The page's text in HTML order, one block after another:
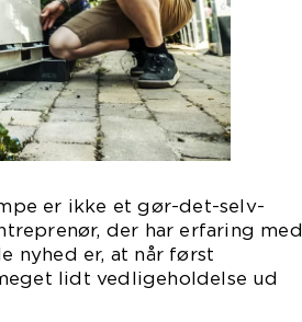
er ikke et gør-det-selv-
der har erfaring med
nyhed er, at når først
lidt vedligeholdelse ud